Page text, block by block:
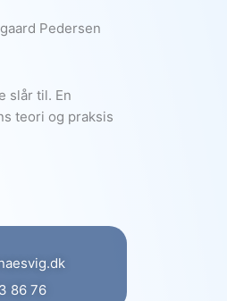
Pedersen
slår til. En
teori og praksis
86 76